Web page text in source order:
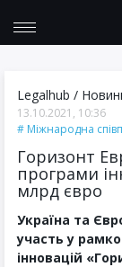
Legalhub /
13.10.2021, 10:36
Міжнародна
Горизонт
програми
млрд євро
Україна та
участь у
інновацій